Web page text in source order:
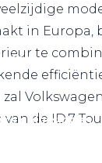
naar
oplossingen
in Europa,
te
de ID.7